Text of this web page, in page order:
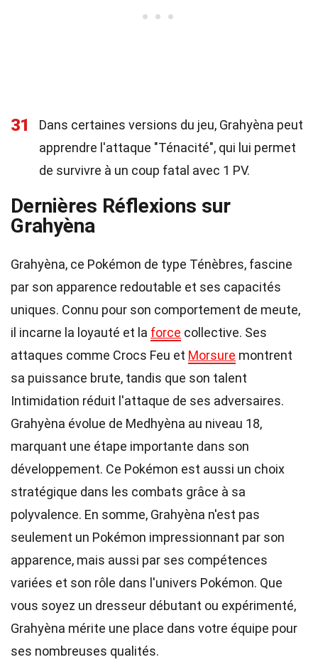
31
Dans certaines versions du jeu, Grahyèna peut
apprendre l'attaque "Ténacité", qui lui permet
de survivre à un coup fatal avec 1 PV.
Dernières Réflexions sur
Grahyèna
Grahyèna, ce Pokémon de type Ténèbres, fascine
par son apparence redoutable et ses capacités
uniques. Connu pour son comportement de meute,
il incarne la loyauté et la force collective. Ses
attaques comme Crocs Feu et Morsure montrent
sa puissance brute, tandis que son talent
Intimidation réduit l'attaque de ses adversaires.
Grahyèna évolue de Medhyèna au niveau 18,
marquant une étape importante dans son
développement. Ce Pokémon est aussi un choix
stratégique dans les combats grâce à sa
polyvalence. En somme, Grahyèna n'est pas
seulement un Pokémon impressionnant par son
apparence, mais aussi par ses compétences
variées et son rôle dans l'univers Pokémon. Que
vous soyez un dresseur débutant ou expérimenté,
Grahyèna mérite une place dans votre équipe pour
ses nombreuses qualités.